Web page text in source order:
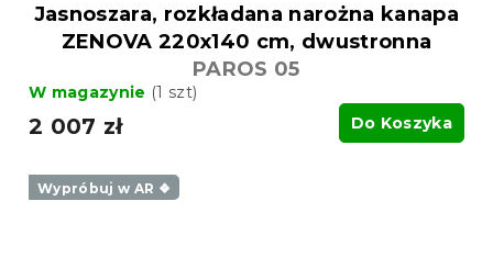
Jasnoszara, rozkładana narożna kanapa
ZENOVA 220x140 cm, dwustronna
PAROS 05
W magazynie (1 szt)
2 007 zł Do Koszyka
Wypróbuj w AR ❖